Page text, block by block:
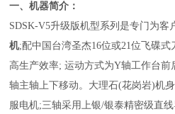
一、机器简介：
SDSK-V5升级版机型系列是专门为客
机;配中国台湾圣杰16位或21位 飞碟式
高生产效率;运动方式为Y轴工作台前
轴主轴上下移动。 大理石(花岗岩)机
服电机;三轴采用上银/银泰精密级直